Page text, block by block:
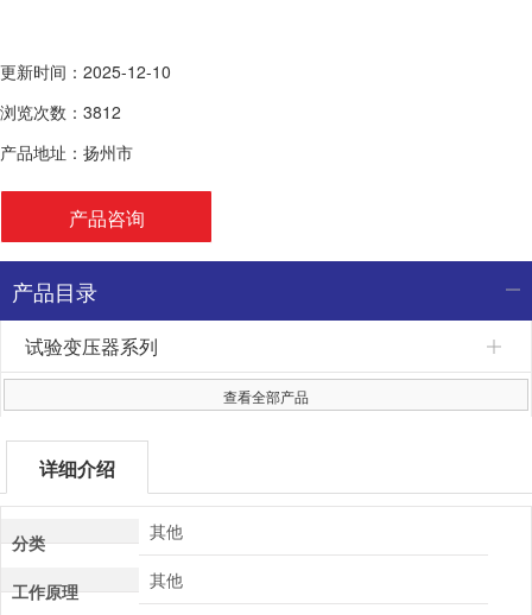
更新时间：2025-12-10
浏览次数：3812
产品地址：扬州市
产品咨询
产品目录
试验变压器系列
查看全部产品
详细介绍
分类 其他
工作原理 其他